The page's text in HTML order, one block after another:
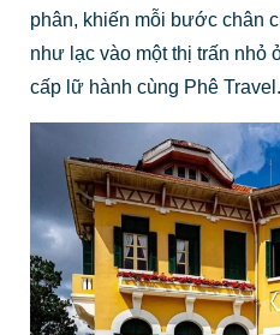
phân, khiến mỗi bước chân
như lạc vào một thị trấn nhỏ
cấp lữ hành cùng Phê Travel.